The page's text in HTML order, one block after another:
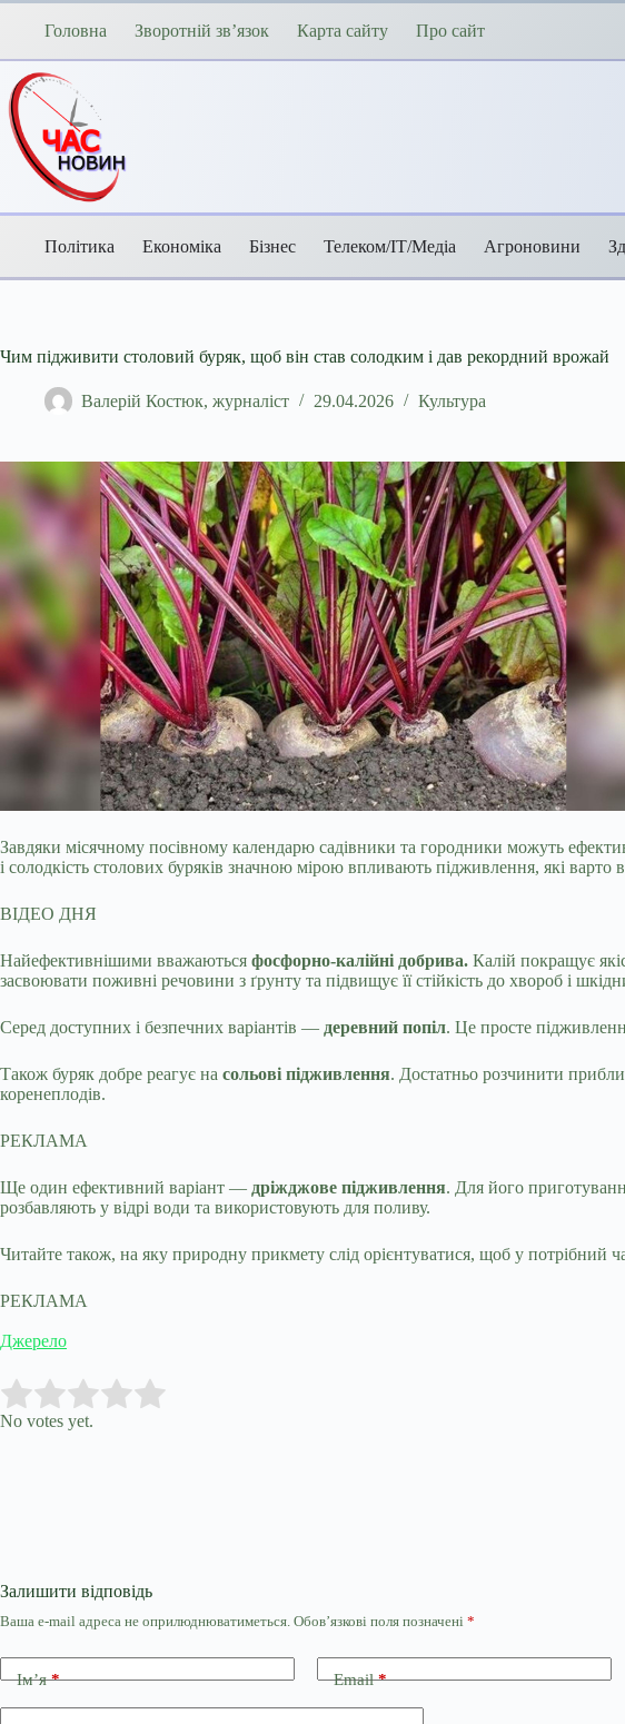
Перейти
Головна Зворотній зв’язок Карта сайту Про сайт
Політика Економіка Бізнес Телеком/ІТ/Медіа Агроновини
Чим підживити столовий буряк, щоб він став солодким і дав рекордний врожай
Валерій Костюк, журналіст 29.04.2026 Культура
Завдяки місячному посівному календарю садівники та городники можуть
і солодкість столових буряків значною мірою впливають підживлення, які
ВІДЕО ДНЯ
Найефективнішими вважаються фосфорно-калійні добрива. Калій покращує
засвоювати поживні речовини з ґрунту та підвищує її стійкість до хвороб і
Серед доступних і безпечних варіантів — деревний попіл. Це просте
Також буряк добре реагує на сольові підживлення. Достатньо розчинити
коренеплодів.
РЕКЛАМА
Ще один ефективний варіант — дріжджове підживлення. Для його
розбавляють у відрі води та використовують для поливу.
Читайте також, на яку природну прикмету слід орієнтуватися, щоб у потрібний
РЕКЛАМА
Джерело
Rate this item:
No votes yet.
Залишити відповідь
Ваша e-mail адреса не оприлюднюватиметься. Обов’язкові поля позначені *
Ім’я* Email*